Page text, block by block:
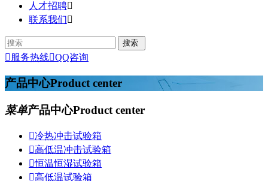
人才招聘
联系我们
 服务热线QQ咨询
产品中心Product center
菜单产品中心Product center
冷热冲击试验箱
高低温冲击试验箱
恒温恒湿试验箱
高低温试验箱